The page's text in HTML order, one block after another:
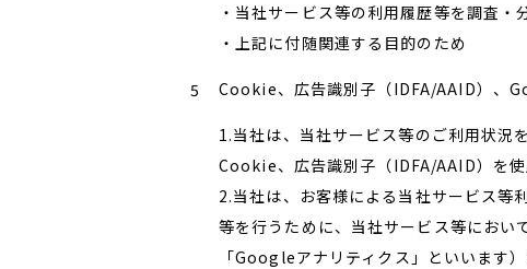
・当社サービス等の利用履歴等を調査
・上記に付随関連する目的のため
Cookie、広告識別子（IDFA/AAID）、
1.当社は、当社サービス等のご利用状況
Cookie、広告識別子（IDFA/AAID）を使
2.当社は、お客様による当社サービス等
等を行うために、当社サービス等にお
「Googleアナリティクス」といいます